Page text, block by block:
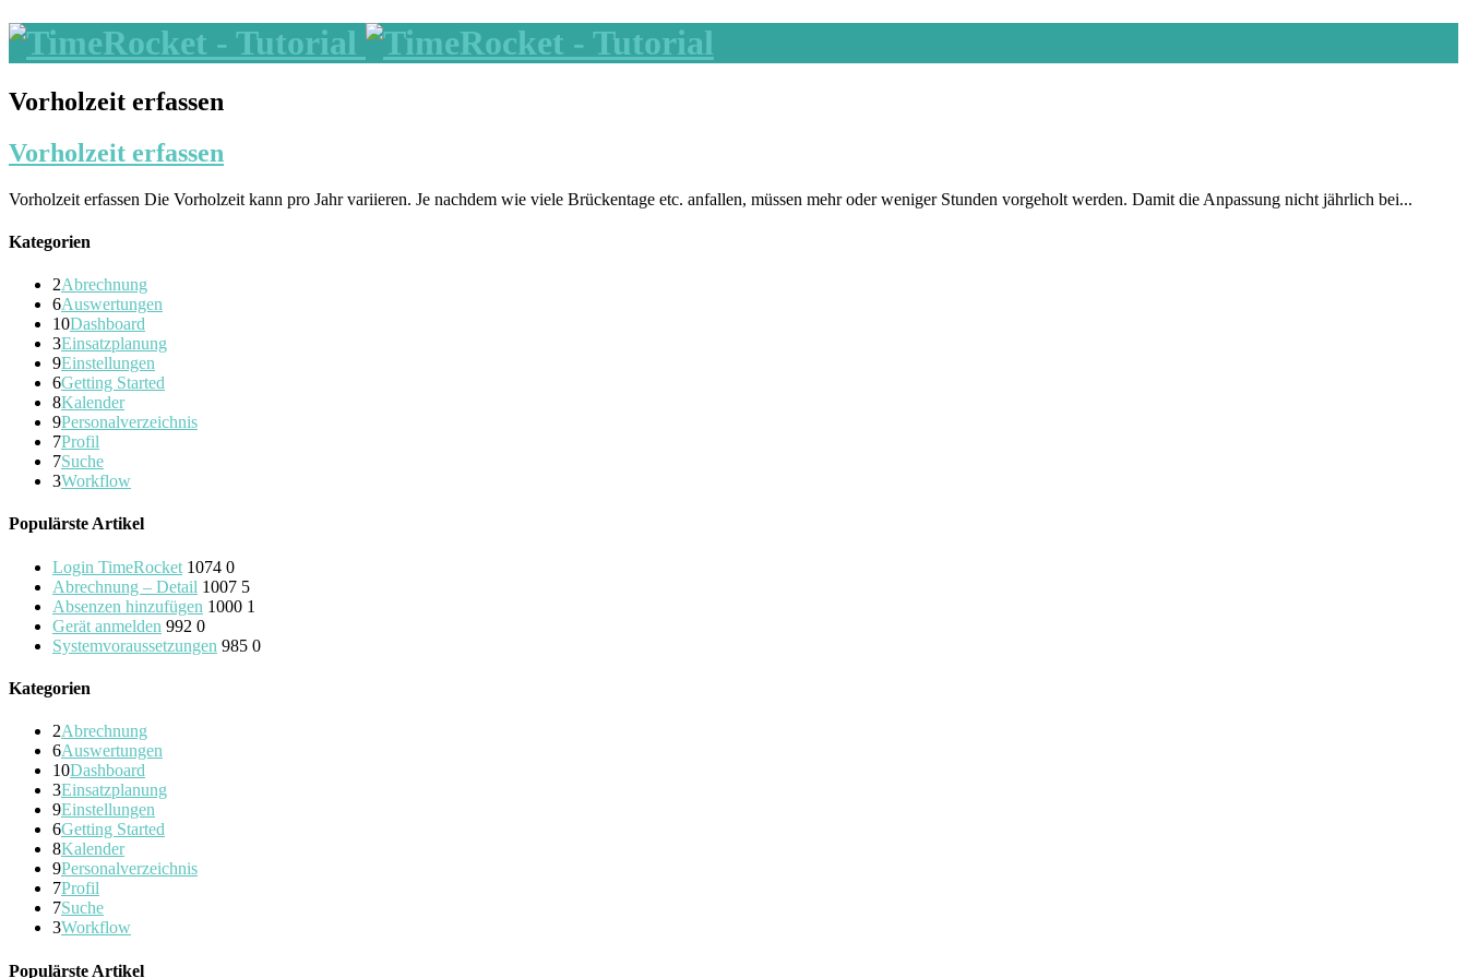
Vorholzeit erfassen
Vorholzeit erfassen
Vorholzeit erfassen Die Vorholzeit kann pro Jahr variieren. Je nachdem wie viele Brückentage etc. anfallen, müssen mehr oder weniger Stunden vorgeholt werden. Damit die Anpassung nicht jährlich bei...
Kategorien
2Abrechnung
6Auswertungen
10Dashboard
3Einsatzplanung
9Einstellungen
6Getting Started
8Kalender
9Personalverzeichnis
7Profil
7Suche
3Workflow
Populärste Artikel
Login TimeRocket 1074 0
Abrechnung – Detail 1007 5
Absenzen hinzufügen 1000 1
Gerät anmelden 992 0
Systemvoraussetzungen 985 0
Kategorien
2Abrechnung
6Auswertungen
10Dashboard
3Einsatzplanung
9Einstellungen
6Getting Started
8Kalender
9Personalverzeichnis
7Profil
7Suche
3Workflow
Populärste Artikel